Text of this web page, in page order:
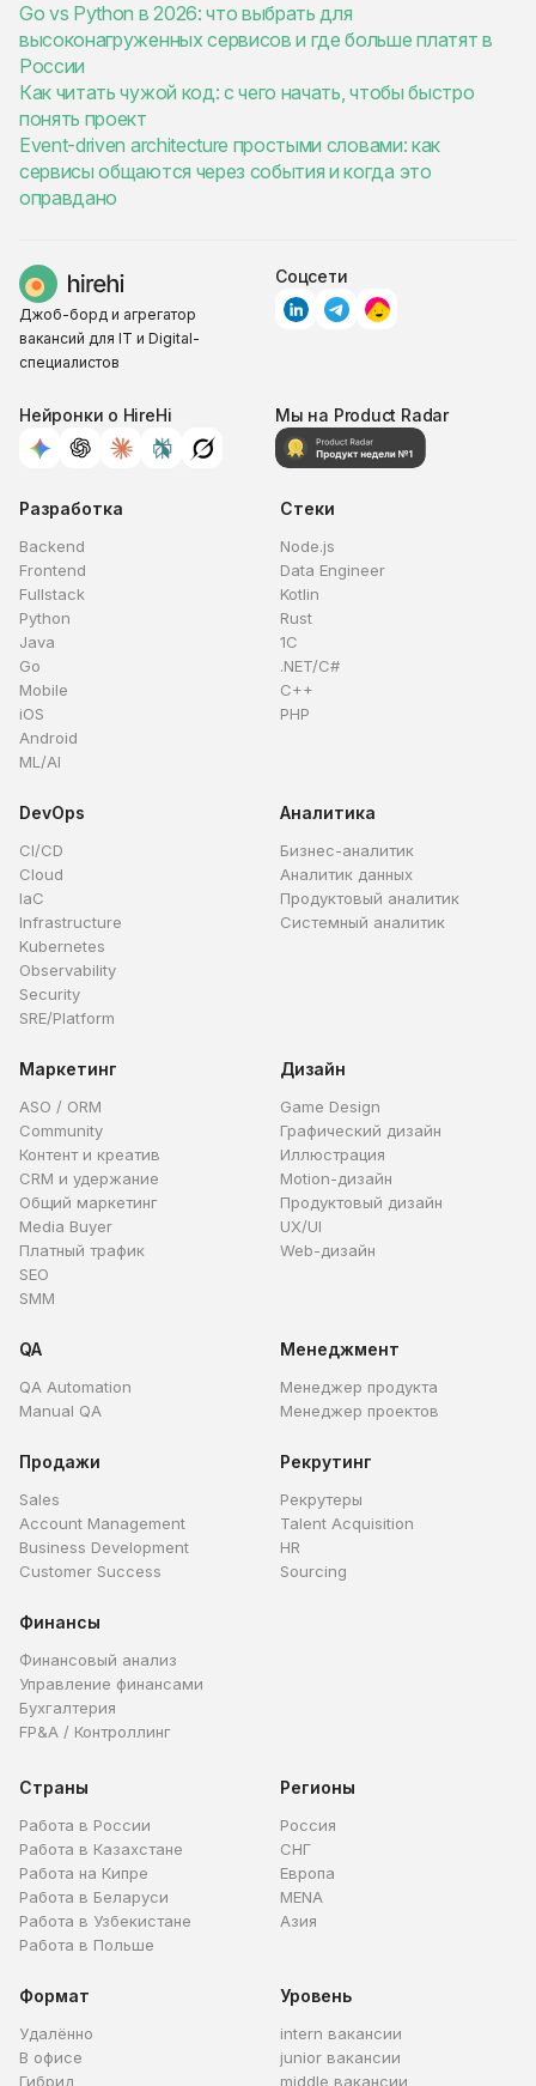
Go vs Python в 2026: что выбрать для
высоконагруженных сервисов и где больше платят в
России
Как читать чужой код: с чего начать, чтобы быстро
понять проект
Event-driven architecture простыми словами: как
сервисы общаются через события и когда это
оправдано
Джоб-борд и агрегатор
вакансий для IT и Digital-
специалистов
Соцсети
Нейронки о HireHi Мы на Product Radar
Разработка
Backend
Frontend
Fullstack
Python
Java
Go
Mobile
iOS
Android
ML/AI
Стеки
Node.js
Data Engineer
Kotlin
Rust
1C
.NET/C#
C++
PHP
DevOps
CI/CD
Cloud
IaC
Infrastructure
Kubernetes
Observability
Security
SRE/Platform
Аналитика
Бизнес-аналитик
Аналитик данных
Продуктовый аналитик
Системный аналитик
Маркетинг
ASO / ORM
Community
Контент и креатив
CRM и удержание
Общий маркетинг
Media Buyer
Платный трафик
SEO
SMM
Дизайн
Game Design
Графический дизайн
Иллюстрация
Motion-дизайн
Продуктовый дизайн
UX/UI
Web-дизайн
QA
QA Automation
Manual QA
Менеджмент
Менеджер продукта
Менеджер проектов
Продажи
Sales
Account Management
Business Development
Customer Success
Рекрутинг
Рекрутеры
Talent Acquisition
HR
Sourcing
Финансы
Финансовый анализ
Управление финансами
Бухгалтерия
FP&A / Контроллинг
Страны
Работа в России
Работа в Казахстане
Работа на Кипре
Работа в Беларуси
Работа в Узбекистане
Работа в Польше
Регионы
Россия
СНГ
Европа
MENA
Азия
Формат
Удалённо
В офисе
Гибрид
Уровень
intern вакансии
junior вакансии
middle вакансии